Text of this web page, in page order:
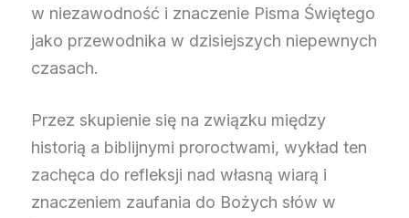
w niezawodność i znaczenie Pisma Świętego
jako przewodnika w dzisiejszych niepewnych
czasach.
Przez skupienie się na związku między
historią a biblijnymi proroctwami, wykład ten
zachęca do refleksji nad własną wiarą i
znaczeniem zaufania do Bożych słów w